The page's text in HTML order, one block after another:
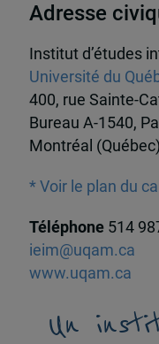
Adresse
Institut d’études
Université du
400, rue Sainte-
Bureau A-1540,
Montréal
* Voir le plan du
Téléphone 514
ieim@uqam.ca
www.uqam.ca
Un